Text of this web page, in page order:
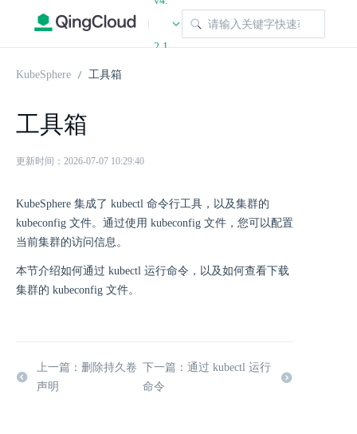
|
2.1
KubeSphere 工具箱
工具箱
更新时间：2026-07-07 10:29:40
KubeSphere 集成了 kubectl 命令行工具，以及集群的
kubeconfig 文件。通过使用 kubeconfig 文件，您可以配置
当前集群的访问信息。
本节介绍如何通过 kubectl 运行命令，以及如何查看下载
集群的 kubeconfig 文件。
上一篇：删除持久卷
声明
下一篇：通过 kubectl 运行
命令